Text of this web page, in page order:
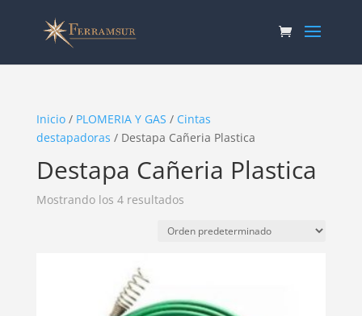
Inicio/ PLOMERIA Y GAS / Cintas
destapadoras / Destapa Cañeria Plastica
Destapa Cañeria Plastica
Mostrando los 4 resultados